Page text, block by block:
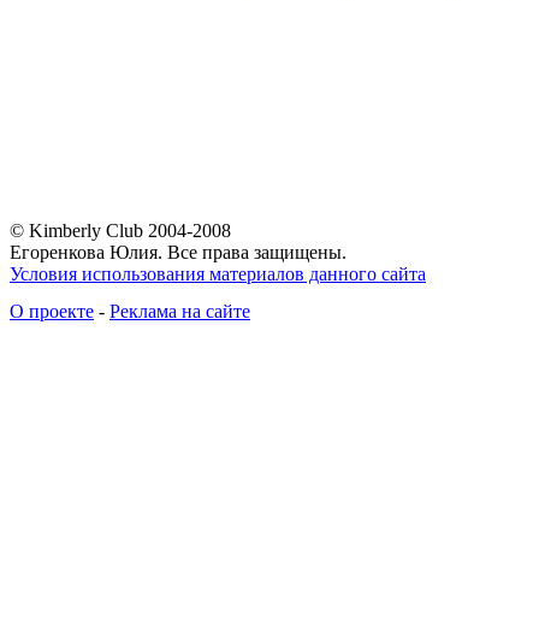
© Kimberly Club 2004-2008
Егоренкова Юлия. Все права защищены.
Условия использования материалов данного сайта
О проекте - Реклама на сайте